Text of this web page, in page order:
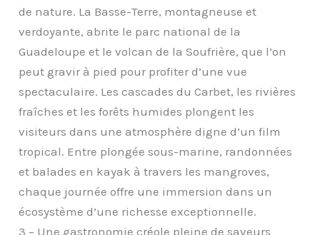
de nature. La Basse-Terre, montagneuse et
verdoyante, abrite le parc national de la
Guadeloupe et le volcan de la Soufrière, que l’on
peut gravir à pied pour profiter d’une vue
spectaculaire. Les cascades du Carbet, les rivières
fraîches et les forêts humides plongent les
visiteurs dans une atmosphère digne d’un film
tropical. Entre plongée sous-marine, randonnées
et balades en kayak à travers les mangroves,
chaque journée offre une immersion dans un
écosystème d’une richesse exceptionnelle.
3 – Une gastronomie créole pleine de saveurs